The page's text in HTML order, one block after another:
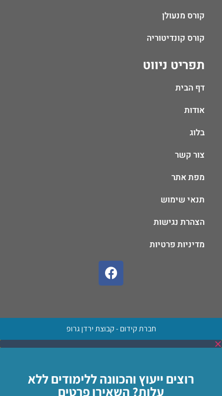
תפריט ניווט
דף הבית
אודות
בלוג
צור קשר
מפת אתר
תנאי שימוש
הצהרת נגישות
מדיניות פרטיות
קורס מנעולן
קורס קונדיטוריה
חברת קידום - קבוצת ירדן גרופ
רוצים ייעוץ והכוונה ללימודים ללא
עלות? השאירו פרטים